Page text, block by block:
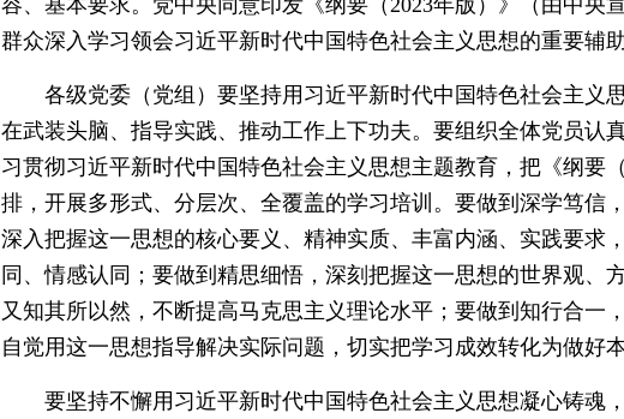
容、基本要求。党中央同意印发《纲要（2023年版）》（由中央
群众深入学习领会习近平新时代中国特色社会主义思想的重要辅助
各级党委（党组）要坚持用习近平新时代中国特色社会主义
在武装头脑、指导实践、推动工作上下功夫。要组织全体党员认
习贯彻习近平新时代中国特色社会主义思想主题教育，把《纲要
排，开展多形式、分层次、全覆盖的学习培训。要做到深学笃信
深入把握这一思想的核心要义、精神实质、丰富内涵、实践要求
同、情感认同；要做到精思细悟，深刻把握这一思想的世界观、
又知其所以然，不断提高马克思主义理论水平；要做到知行合一
自觉用这一思想指导解决实际问题，切实把学习成效转化为做好
要坚持不懈用习近平新时代中国特色社会主义思想凝心铸魂